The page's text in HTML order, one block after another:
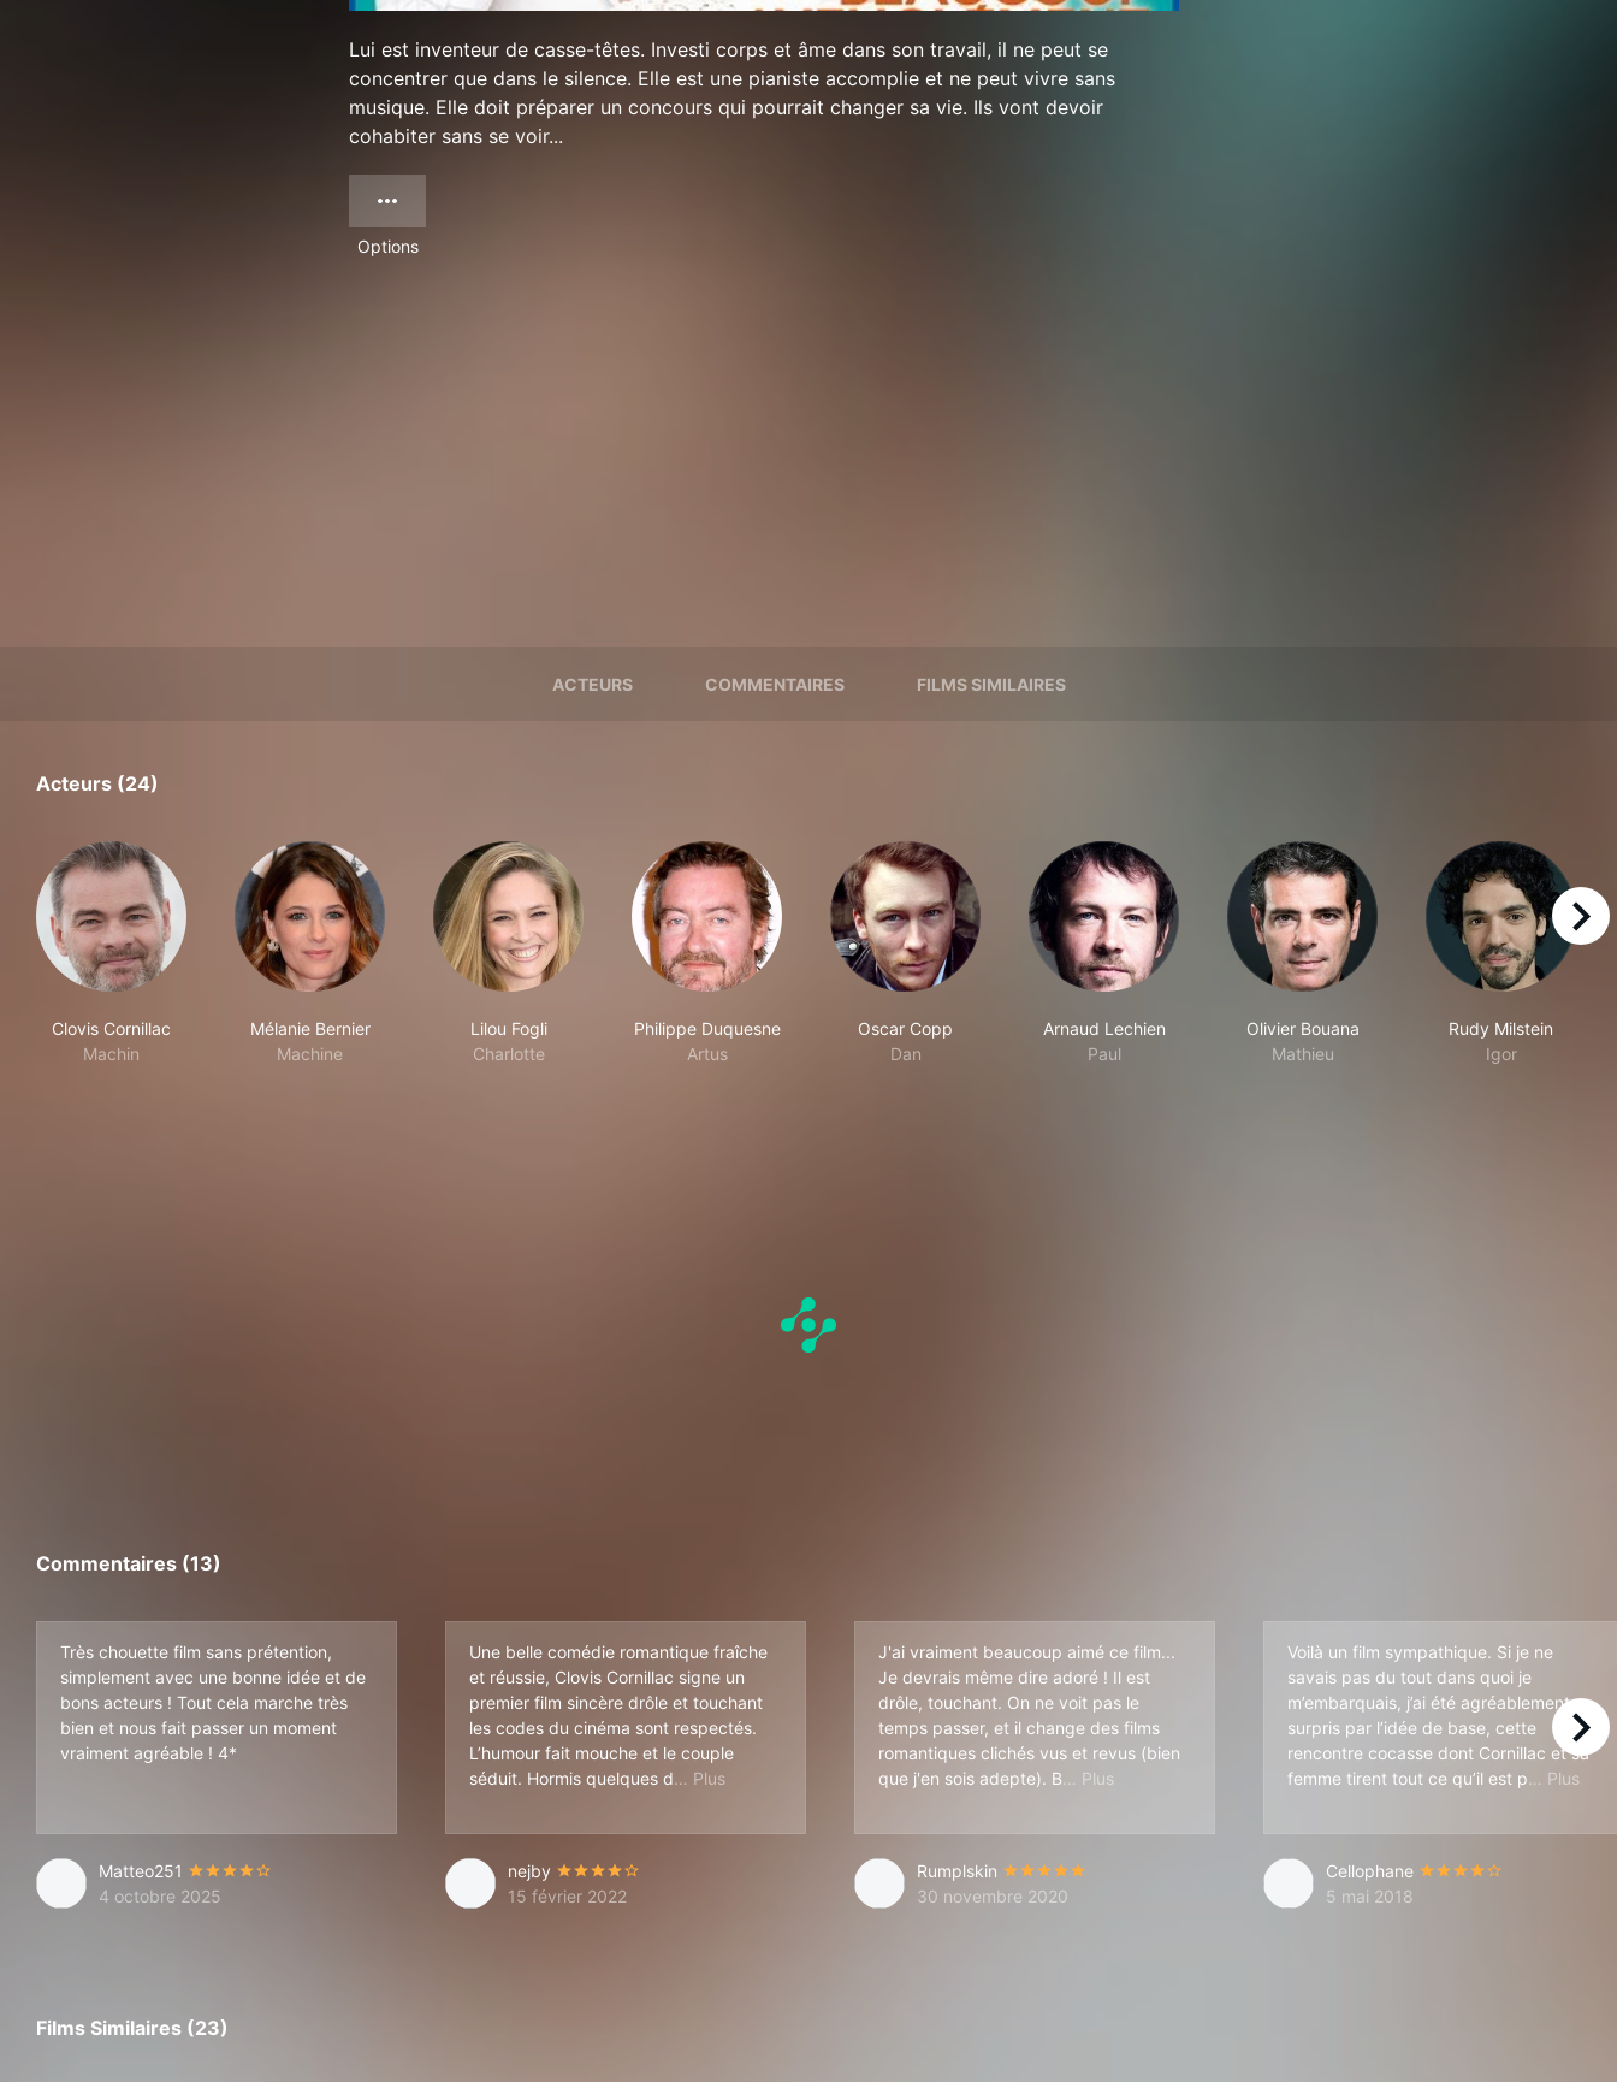
Lui est inventeur de casse-têtes. Investi corps et âme dans son travail, il ne peut se
concentrer que dans le silence. Elle est une pianiste accomplie et ne peut vivre sans
musique. Elle doit préparer un concours qui pourrait changer sa vie. Ils vont devoir
cohabiter sans se voir...
Options
ACTEURS COMMENTAIRES FILMS SIMILAIRES
Acteurs (24)
Clovis Cornillac
Machin
Mélanie Bernier
Machine
Lilou Fogli
Charlotte
Philippe Duquesne
Artus
Oscar Copp
Dan
Arnaud Lechien
Paul
Olivier Bouana
Mathieu
Rudy Milstein
Igor
right
Commentaires (13)
Très chouette film sans prétention,
simplement avec une bonne idée et de
bons acteurs ! Tout cela marche très
bien et nous fait passer un moment
vraiment agréable ! 4*
Matteo251
4 octobre 2025
Une belle comédie romantique fraîche
et réussie, Clovis Cornillac signe un
premier film sincère drôle et touchant
les codes du cinéma sont respectés.
L’humour fait mouche et le couple
séduit. Hormis quelques d
éfauts de finesse et blagues un peu vaseuses, la façon de faire de Cornillac sort vraiment du lot. L’idée du
nejby
15 février 2022
J'ai vraiment beaucoup aimé ce film...
Je devrais même dire adoré ! Il est
drôle, touchant. On ne voit pas le
temps passer, et il change des films
romantiques clichés vus et revus (bien
que j'en sois adepte). B
ref ce film est un grand succès du cinéma Français, ce qui se
Rumplskin
30 novembre 2020
Voilà un film sympathique. Si je ne
savais pas du tout dans quoi je
m’embarquais, j’ai été agréablement
surpris par l’idée de base, cette
rencontre cocasse dont Cornillac et sa
femme tirent tout ce qu’il est p
Cellophane
5 mai 2018
right
Films Similaires (23)